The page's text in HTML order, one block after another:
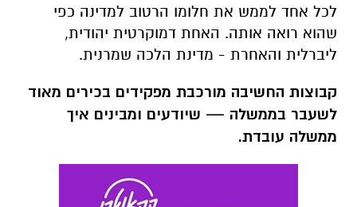
לכל אחד לממש את חלומו הרטוב למדינה כפי
שהוא רואה אותה. האחת דמוקרטית יהודית,
ליברלית והאחרת - מדינת הלכה שמרנית.
קבוצות החשיבה מורכבת מפקידים בכירים מאוד
לשעבר בממשלה — שיודעים ומבינים איך
ממשלה עובדת.